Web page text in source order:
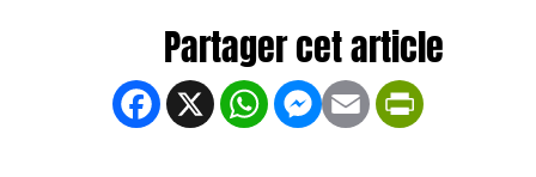
Facebook
X WhatsApp
Messenger
Email